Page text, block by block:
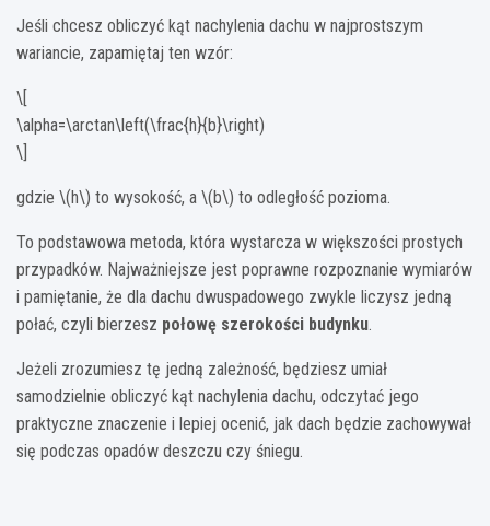
Jeśli chcesz obliczyć kąt nachylenia dachu w najprostszym
wariancie, zapamiętaj ten wzór:
\[
\alpha=\arctan\left(\frac{h}{b}\right)
\]
gdzie \(h\) to wysokość, a \(b\) to odległość pozioma.
To podstawowa metoda, która wystarcza w większości prostych
przypadków. Najważniejsze jest poprawne rozpoznanie wymiarów
i pamiętanie, że dla dachu dwuspadowego zwykle liczysz jedną
połać, czyli bierzesz połowę szerokości budynku.
Jeżeli zrozumiesz tę jedną zależność, będziesz umiał
samodzielnie obliczyć kąt nachylenia dachu, odczytać jego
praktyczne znaczenie i lepiej ocenić, jak dach będzie zachowywał
się podczas opadów deszczu czy śniegu.